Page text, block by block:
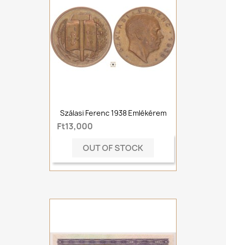
Szálasi Ferenc 1938 Emlékérem
Ft13,000
OUT OF STOCK